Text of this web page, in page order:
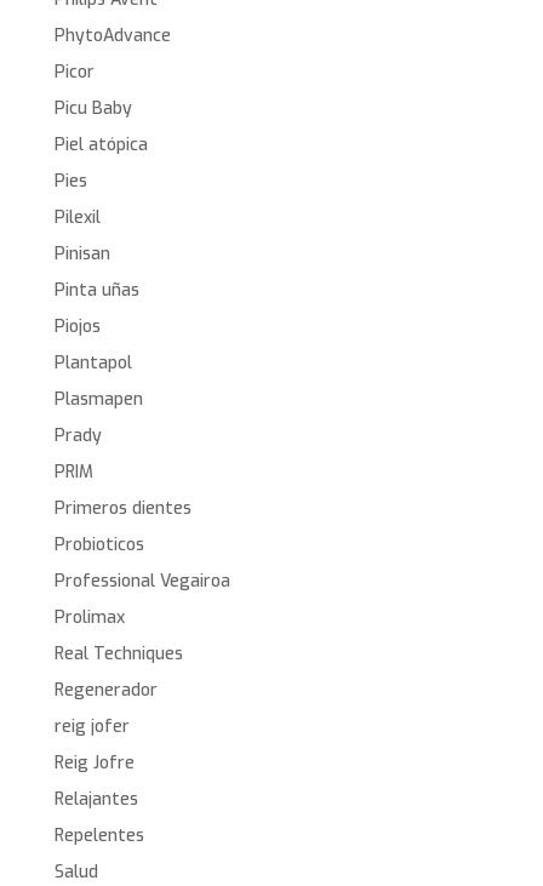
PhytoAdvance
Picor
Picu Baby
Piel atópica
Pies
Pilexil
Pinisan
Pinta uñas
Piojos
Plantapol
Plasmapen
Prady
PRIM
Primeros dientes
Probioticos
Professional Vegairoa
Prolimax
Real Techniques
Regenerador
reig jofer
Reig Jofre
Relajantes
Repelentes
Salud